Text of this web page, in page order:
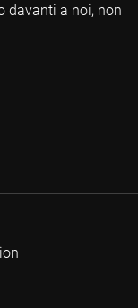
davanti a noi, non